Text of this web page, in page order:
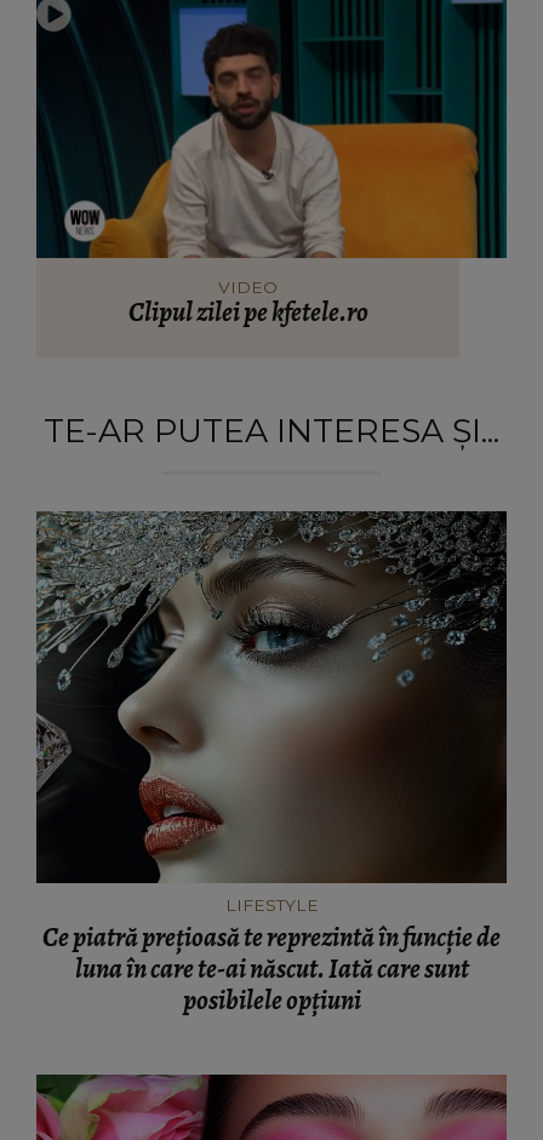
VIDEO
Clipul zilei pe kfetele.ro
TE-AR PUTEA INTERESA ȘI...
LIFESTYLE
Ce piatră prețioasă te reprezintă în funcție de
luna în care te-ai născut. Iată care sunt
posibilele opțiuni